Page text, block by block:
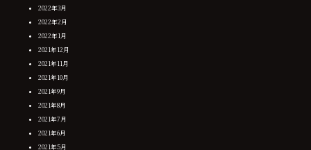
2022年3月
2022年2月
2022年1月
2021年12月
2021年11月
2021年10月
2021年9月
2021年8月
2021年7月
2021年6月
2021年5月